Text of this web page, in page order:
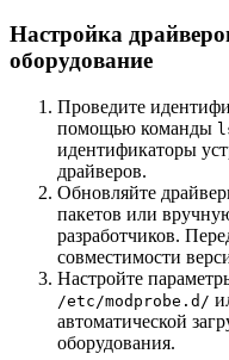
Настройка
оборудование
Проведите
помощью команды
идентификаторы
драйверов.
Обновляйте
пакетов или
разработчиков.
совместимости
Настройте
/etc/modprobe.d/
автоматической
оборудования.